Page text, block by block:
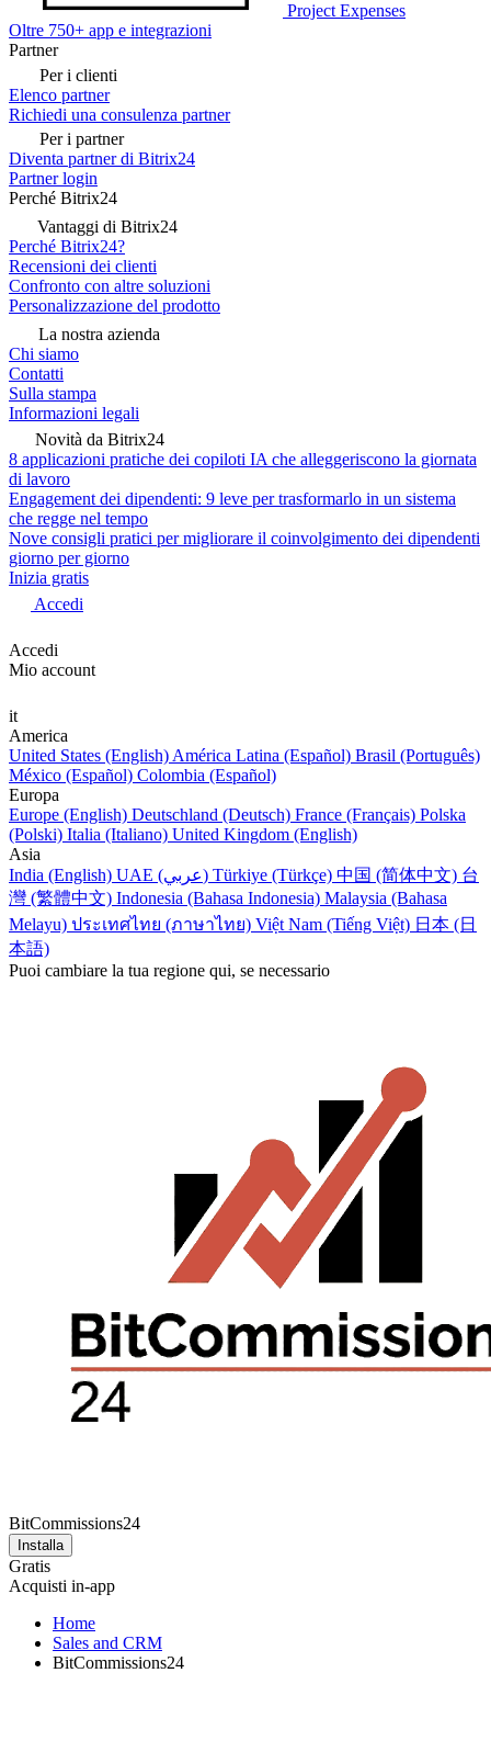
Project Expenses
Oltre 750+ app e integrazioni
Partner
Per i clienti
Elenco partner
Richiedi una consulenza partner
Per i partner
Diventa partner di Bitrix24
Partner login
Perché Bitrix24
Vantaggi di Bitrix24
Perché Bitrix24?
Recensioni dei clienti
Confronto con altre soluzioni
Personalizzazione del prodotto
La nostra azienda
Chi siamo
Contatti
Sulla stampa
Informazioni legali
Novità da Bitrix24
8 applicazioni pratiche dei copiloti IA che alleggeriscono la giornata
di lavoro
Engagement dei dipendenti: 9 leve per trasformarlo in un sistema
che regge nel tempo
Nove consigli pratici per migliorare il coinvolgimento dei dipendenti
giorno per giorno
Inizia gratis
Accedi
Accedi
Mio account
it
America
United States (English) América Latina (Español) Brasil (Português)
México (Español) Colombia (Español)
Europa
Europe (English) Deutschland (Deutsch) France (Français) Polska
(Polski) Italia (Italiano) United Kingdom (English)
Asia
India (English)
UAE (عربي) Türkiye (Türkçe) 中国 (简体中文) 台
灣 (繁體中文) Indonesia (Bahasa Indonesia) Malaysia (Bahasa
Melayu) ประเทศไทย (ภาษาไทย) Việt Nam (Tiếng Việt) 日本 (日
本語)
Puoi cambiare la tua regione qui, se necessario
BitCommissions24
Installa
Gratis
Acquisti in-app
Home
Sales and CRM
BitCommissions24